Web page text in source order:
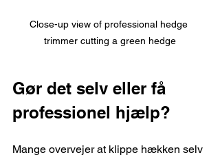
Close-up view of professional hedge
trimmer cutting a green hedge
Gør det selv eller få
professionel hjælp?
Mange overvejer at klippe hækken selv